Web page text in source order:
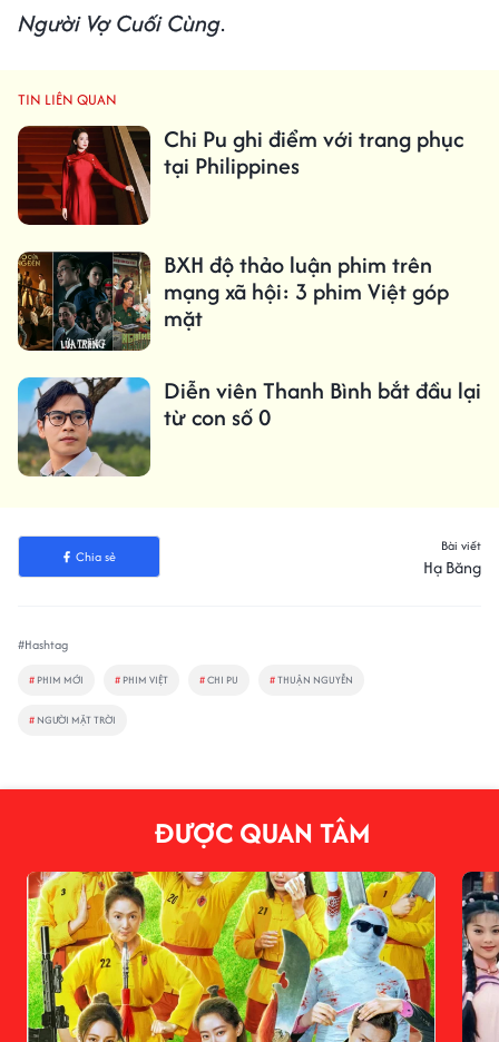
Người Vợ Cuối Cùng.
TIN LIÊN QUAN
Chi Pu ghi điểm với trang phục
tại Philippines
BXH độ thảo luận phim trên
mạng xã hội: 3 phim Việt góp
mặt
Diễn viên Thanh Bình bắt đầu lại
từ con số 0
Chia sẻ
Bài viết
Hạ Băng
#Hashtag
# PHIM MỚI # PHIM VIỆT #CHI PU #THUẬN NGUYỄN
# NGƯỜI MẶT TRỜI
ĐƯỢC QUAN TÂM